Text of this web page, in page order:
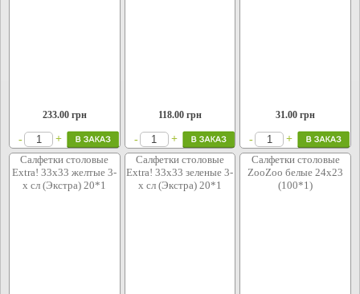
233.00грн
- +
118.00грн
- +
31.00 грн
-
+
Салфетки столовые
Extra! 33х33 желтые 3-
х сл (Экстра) 20*1
Салфетки столовые
Extra! 33х33 зеленые 3-
х сл (Экстра) 20*1
Салфетки столовые
ZooZoo белые 24x23
(100*1)